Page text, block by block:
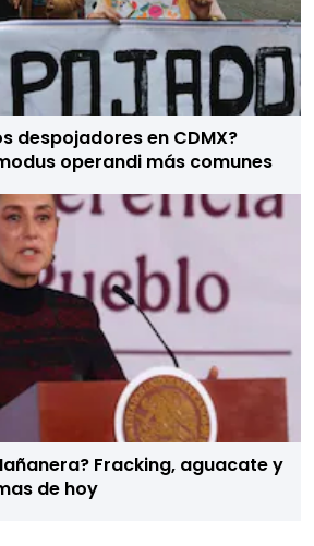
despojadores en CDMX?
operandi más comunes
Fracking, aguacate y
de hoy